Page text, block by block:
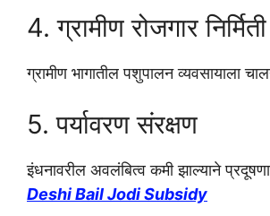
4. ग्रामीण रोजगार निर्मिती
ग्रामीण भागातील पशुपालन व्यवसायाला
5. पर्यावरण संरक्षण
इंधनावरील अवलंबित्व कमी झाल्याने
Deshi Bail Jodi Subsidy